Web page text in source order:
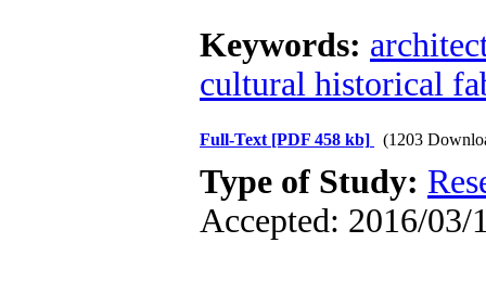
Keywords:
cultural historical
Full-Text [PDF 458 kb] (1203
Type of Study:
Accepted: 2016/03/